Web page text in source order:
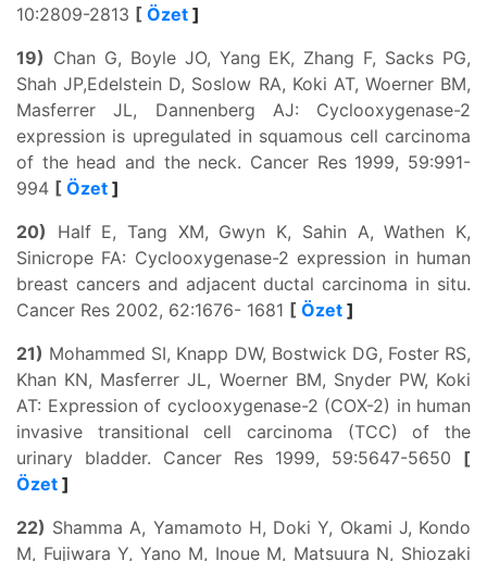
10:2809-2813 [ Özet ]
19) Chan G, Boyle JO, Yang EK, Zhang F, Sacks PG,
Shah JP,Edelstein D, Soslow RA, Koki AT, Woerner BM,
Masferrer JL, Dannenberg AJ: Cyclooxygenase-2
expression is upregulated in squamous cell carcinoma
of the head and the neck. Cancer Res 1999, 59:991-
994 [ Özet ]
20) Half E, Tang XM, Gwyn K, Sahin A, Wathen K,
Sinicrope FA: Cyclooxygenase-2 expression in human
breast cancers and adjacent ductal carcinoma in situ.
Cancer Res 2002, 62:1676- 1681 [ Özet ]
21) Mohammed SI, Knapp DW, Bostwick DG, Foster RS,
Khan KN, Masferrer JL, Woerner BM, Snyder PW, Koki
AT: Expression of cyclooxygenase-2 (COX-2) in human
invasive transitional cell carcinoma (TCC) of the
urinary bladder. Cancer Res 1999, 59:5647-5650 [
Özet ]
22) Shamma A, Yamamoto H, Doki Y, Okami J, Kondo
M, Fujiwara Y, Yano M, Inoue M, Matsuura N, Shiozaki